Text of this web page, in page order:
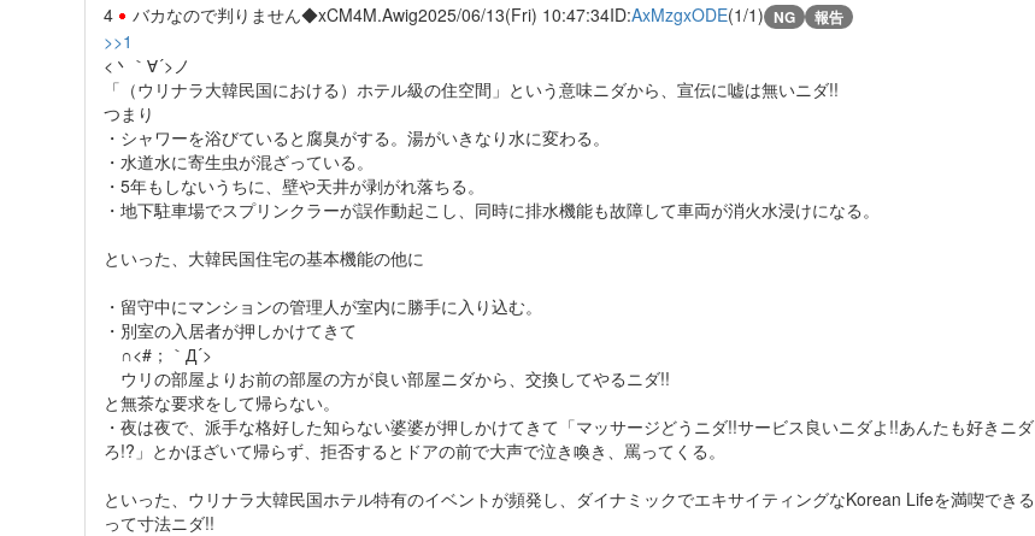
4 バカなので判りません◆xCM4M.Awig2025/06/13(Fri) 10:47:34ID:AxMzgxODE(1/1) NG 報告
>>1
<丶｀∀´>ノ
「（ウリナラ大韓民国における）ホテル級の住空間」という意味ニダから、宣伝に嘘は無いニダ!!
つまり
・シャワーを浴びていると腐臭がする。湯がいきなり水に変わる。
・水道水に寄生虫が混ざっている。
・5年もしないうちに、壁や天井が剥がれ落ちる。
・地下駐車場でスプリンクラーが誤作動起こし、同時に排水機能も故障して車両が消火水浸けになる。
といった、大韓民国住宅の基本機能の他に
・留守中にマンションの管理人が室内に勝手に入り込む。
・別室の入居者が押しかけてきて
∩<#；｀Д´>
ウリの部屋よりお前の部屋の方が良い部屋ニダから、交換してやるニダ!!
と無茶な要求をして帰らない。
・夜は夜で、派手な格好した知らない婆婆が押しかけてきて「マッサージどうニダ!!サービス良いニダよ!!あんたも好きニダ
ろ!?」とかほざいて帰らず、拒否するとドアの前で大声で泣き喚き、罵ってくる。
といった、ウリナラ大韓民国ホテル特有のイベントが頻発し、ダイナミックでエキサイティングなKorean Lifeを満喫できる
って寸法ニダ!!